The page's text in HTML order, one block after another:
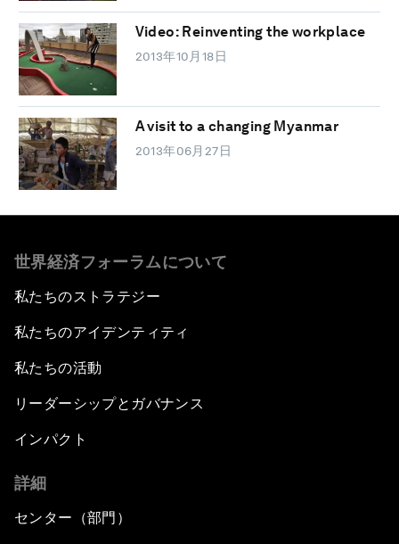
Video: Reinventing the workplace
2013年10月18日
A visit to a changing Myanmar
2013年06月27日
世界経済フォーラムについて
私たちのストラテジー
私たちのアイデンティティ
私たちの活動
リーダーシップとガバナンス
インパクト
詳細
センター（部門）